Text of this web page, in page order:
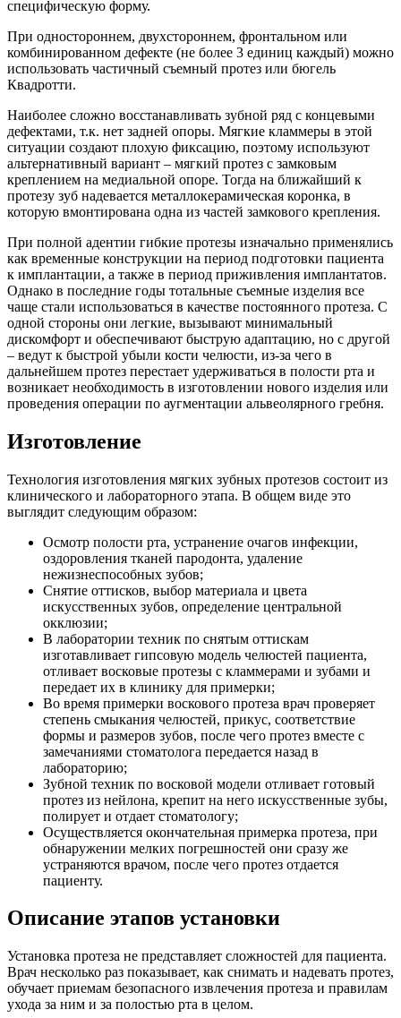
специфическую форму.
При одностороннем, двухстороннем, фронтальном или
комбинированном дефекте (не более 3 единиц каждый) можно
использовать частичный съемный протез или бюгель
Квадротти.
Наиболее сложно восстанавливать зубной ряд с концевыми
дефектами, т.к. нет задней опоры. Мягкие кламмеры в этой
ситуации создают плохую фиксацию, поэтому используют
альтернативный вариант – мягкий протез с замковым
креплением на медиальной опоре. Тогда на ближайший к
протезу зуб надевается металлокерамическая коронка, в
которую вмонтирована одна из частей замкового крепления.
При полной адентии гибкие протезы изначально применялись
как временные конструкции на период подготовки пациента
к имплантации, а также в период приживления имплантатов.
Однако в последние годы тотальные съемные изделия все
чаще стали использоваться в качестве постоянного протеза. С
одной стороны они легкие, вызывают минимальный
дискомфорт и обеспечивают быструю адаптацию, но с другой
– ведут к быстрой убыли кости челюсти, из-за чего в
дальнейшем протез перестает удерживаться в полости рта и
возникает необходимость в изготовлении нового изделия или
проведения операции по аугментации альвеолярного гребня.
Изготовление
Технология изготовления мягких зубных протезов состоит из
клинического и лабораторного этапа. В общем виде это
выглядит следующим образом:
Осмотр полости рта, устранение очагов инфекции,
оздоровления тканей пародонта, удаление
нежизнеспособных зубов;
Снятие оттисков, выбор материала и цвета
искусственных зубов, определение центральной
окклюзии;
В лаборатории техник по снятым оттискам
изготавливает гипсовую модель челюстей пациента,
отливает восковые протезы с кламмерами и зубами и
передает их в клинику для примерки;
Во время примерки воскового протеза врач проверяет
степень смыкания челюстей, прикус, соответствие
формы и размеров зубов, после чего протез вместе с
замечаниями стоматолога передается назад в
лабораторию;
Зубной техник по восковой модели отливает готовый
протез из нейлона, крепит на него искусственные зубы,
полирует и отдает стоматологу;
Осуществляется окончательная примерка протеза, при
обнаружении мелких погрешностей они сразу же
устраняются врачом, после чего протез отдается
пациенту.
Описание этапов установки
Установка протеза не представляет сложностей для пациента.
Врач несколько раз показывает, как снимать и надевать протез,
обучает приемам безопасного извлечения протеза и правилам
ухода за ним и за полостью рта в целом.